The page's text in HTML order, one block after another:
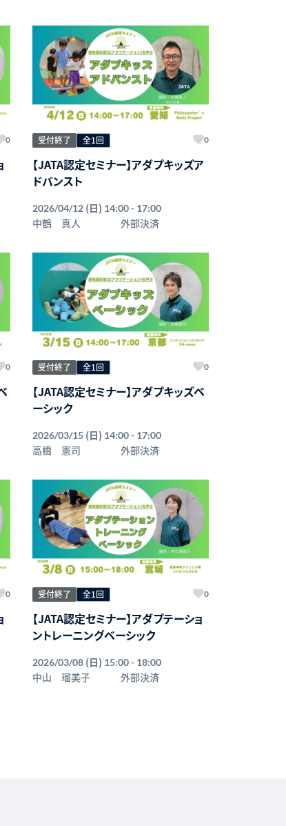
0 受付終了 全1回 0
【JATA認定セミナー】アダプキッズア
ドバンスト
2026/04/12 (日) 14:00 - 17:00
中鶴 真人 外部決済
0 受付終了 全1回 0
【JATA認定セミナー】アダプキッズベ
ーシック
2026/03/15 (日) 14:00 - 17:00
高橋 憲司 外部決済
0 受付終了 全1回 0
【JATA認定セミナー】アダプテーショ
ントレーニングベーシック
2026/03/08 (日) 15:00 - 18:00
中山 瑠美子 外部決済